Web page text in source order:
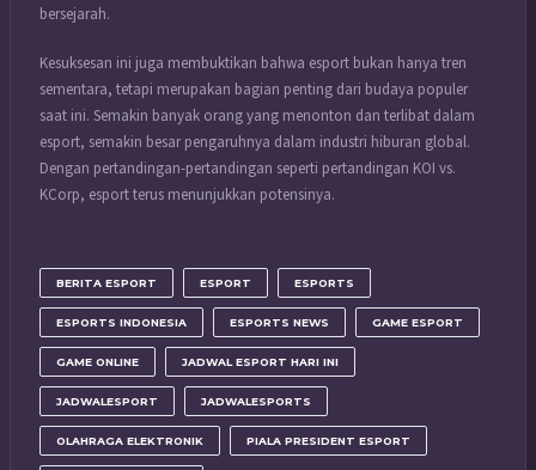
bersejarah.
Kesuksesan ini juga membuktikan bahwa esport bukan hanya tren
sementara, tetapi merupakan bagian penting dari budaya populer
saat ini. Semakin banyak orang yang menonton dan terlibat dalam
esport, semakin besar pengaruhnya dalam industri hiburan global.
Dengan pertandingan-pertandingan seperti pertandingan KOI vs.
KCorp, esport terus menunjukkan potensinya.
BERITA ESPORT ESPORT ESPORTS
ESPORTS INDONESIA ESPORTS NEWS GAME ESPORT
GAME ONLINE JADWAL ESPORT HARI INI
JADWALESPORT JADWALESPORTS
OLAHRAGA ELEKTRONIK PIALA PRESIDENT ESPORT